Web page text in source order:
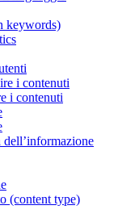
keywords)
i contenuti
i contenuti
(content type)